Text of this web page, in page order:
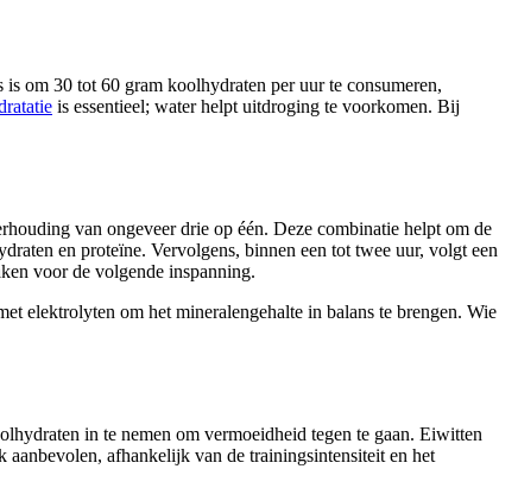
om 30 tot 60 gram koolhydraten per uur te consumeren,
is essentieel; water helpt uitdroging te voorkomen. Bij
van ongeveer drie op één. Deze combinatie helpt om de
en proteïne. Vervolgens, binnen een tot twee uur, volgt een
voor de volgende inspanning.
elektrolyten om het mineralengehalte in balans te brengen. Wie
in te nemen om vermoeidheid tegen te gaan. Eiwitten
afhankelijk van de trainingsintensiteit en het